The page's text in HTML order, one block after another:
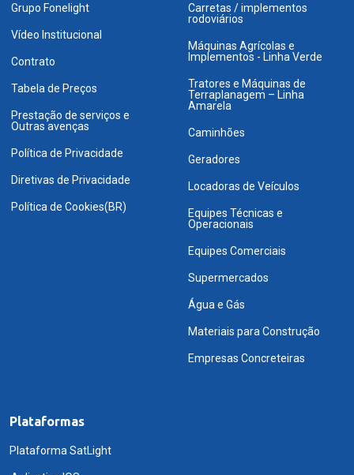
Grupo Fonelight
Vídeo Institucional
Contrato
Tabela de Preços
Prestação de serviços e
Outras avenças
Política de Privacidade
Diretivas de Privacidade
Política de Cookies(BR)
Carretas / implementos
rodoviários
Máquinas Agrícolas e
Implementos - Linha Verde
Tratores e Máquinas de
Terraplanagem – Linha
Amarela
Caminhões
Geradores
Locadoras de Veículos
Equipes Técnicas e
Operacionais
Equipes Comerciais
Supermercados
Água e Gás
Materiais para Construção
Empresas Concreteiras
Plataformas
Plataforma SatLight